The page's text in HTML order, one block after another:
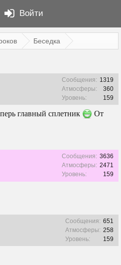
Войти
Беседка
Сообщения: 1319
Атмосферы:
360
Уровень:
159
главный сплетник
От
Сообщения: 3636
Атмосферы: 2471
Уровень:
159
Сообщения: 651
Атмосферы: 258
Уровень:
159